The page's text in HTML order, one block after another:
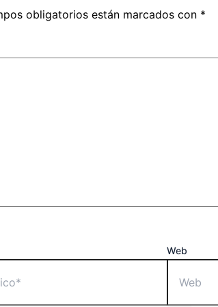
obligatorios están marcados con *
Web